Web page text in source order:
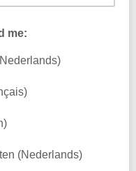
me:
(Nederlands)